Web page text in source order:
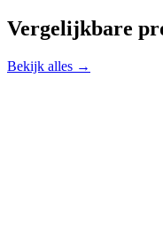
Vergelijkbare
Bekijk alles →